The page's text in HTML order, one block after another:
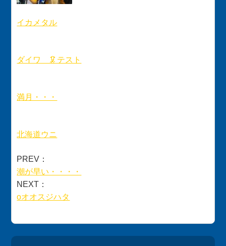
イカメタル
ダイワ 🦑テスト
満月・・・
北海道ウニ
PREV：
潮が早い・・・・
NEXT：
oオオスジハタ